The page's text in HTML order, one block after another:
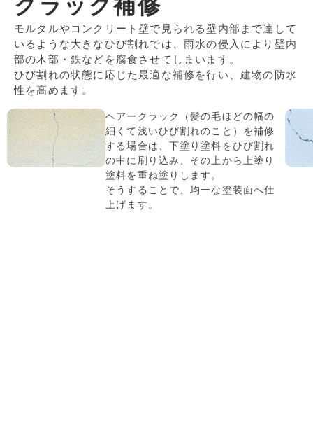
モルタルやコンクリート壁で見られる壁内部まで達して
いるような大きなひび割れでは、雨水の侵入により壁内
部の木部・鉄などを腐食させてしまいます。
ひび割れの状態に応じた最適な補修を行い、建物の防水
性を高めます。
ヘアークラック（髪の毛ほどの幅の
細くて浅いひび割れのこと）を補修
する場合は、下塗り塗料をひび割れ
の中に刷り込み、その上から上塗り
塗料を重ね塗りします。
そうすることで、均一な塗装面へ仕
上げます。